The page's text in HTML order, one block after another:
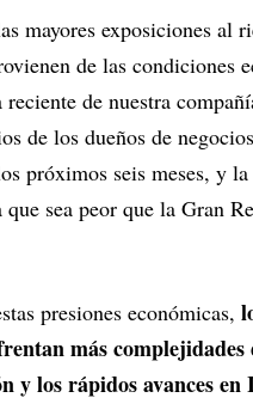
mayores exposiciones al
de las condiciones
reciente de nuestra
de los dueños de
próximos seis meses, y
que sea peor que la Gran
presiones económicas,
más
y los rápidos avances en